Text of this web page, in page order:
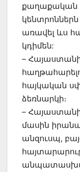
քաղաքական
կենտրոններն
առավել ևս
կդիմեն:
–
հայկական
ձեռնարկի։
–
մասին
անզուսպ,